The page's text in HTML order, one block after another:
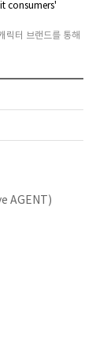
consumers'
릭터 브랜드를 통해
AGENT)